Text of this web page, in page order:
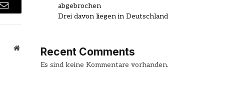
Email
Website
abgebrochen
Drei davon liegen in Deutschland
Recent Comments
Es sind keine Kommentare vorhanden.